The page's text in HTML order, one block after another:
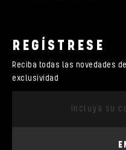
REGÍSTRESE
Reciba todas las novedades
exclusividad